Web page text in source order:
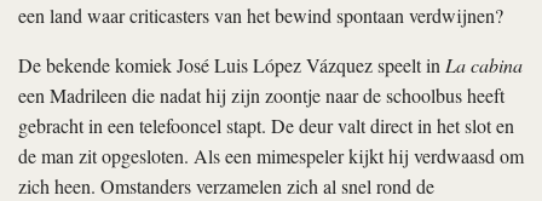
een land waar criticasters van het bewind spontaan verdwijnen?
De bekende komiek José Luis López Vázquez speelt in La cabina
een Madrileen die nadat hij zijn zoontje naar de schoolbus heeft
gebracht in een telefooncel stapt. De deur valt direct in het slot en
de man zit opgesloten. Als een mimespeler kijkt hij verdwaasd om
zich heen. Omstanders verzamelen zich al snel rond de